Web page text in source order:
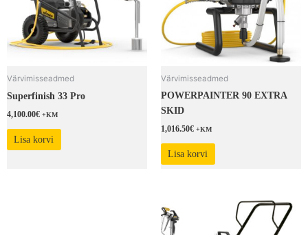
Värvimisseadmed
Superfinish 33 Pro
4,100.00€ +KM
Lisa korvi
Värvimisseadmed
POWERPAINTER 90 EXTRA
SKID
1,016.50€ +KM
Lisa korvi